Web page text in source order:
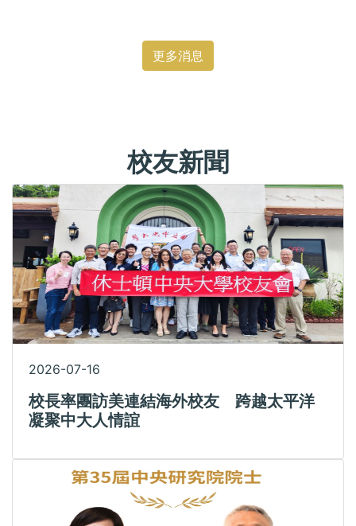
更多消息
校友新聞
2026-07-16
校長率團訪美連結海外校友 跨越太平洋
凝聚中大人情誼